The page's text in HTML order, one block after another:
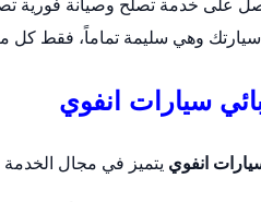
على خدمة تصلح وصيانة فورية
وهي سليمة تماماً، فقط كل
سيارات انفوي
انفوي يتميز في مجال الخدمة